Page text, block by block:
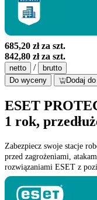
685,20 złza szt.
842,80 złza szt.
netto /
brutto
Do wyceny
Dodaj
ESET
1 rok,
Zabezpiecz swoje stacje
przed zagrożeniami,
rozwiązaniami ESET z